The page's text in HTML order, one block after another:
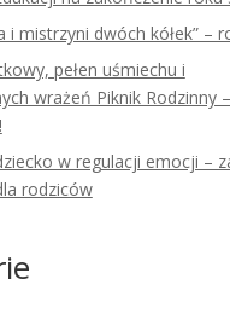
i mistrzyni dwóch kółek” –
pełen uśmiechu i
wrażeń Piknik Rodzinny –
w regulacji emocji –
rodziców